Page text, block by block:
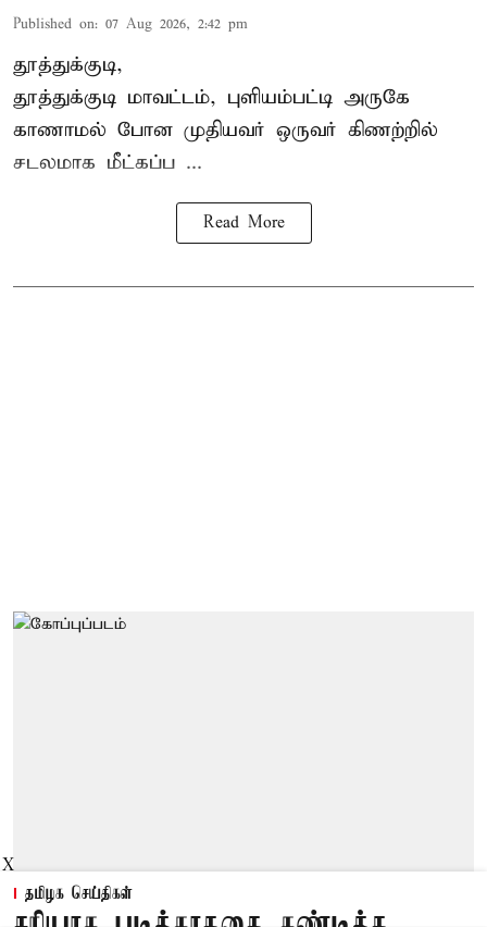
Published on: 07 Aug 2026, 2:42 pm
தூத்துக்குடி,
தூத்துக்குடி மாவட்டம், புளியம்பட்டி அருகே
காணாமல் போன முதியவர் ஒருவர் கிணற்றில்
சடலமாக மீட்கப்ப ...
Read More
தமிழக செய்திகள்
X